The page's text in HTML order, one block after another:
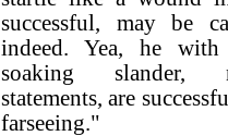
successful, may be
indeed. Yea, he
soaking slander,
statements, are
farseeing."